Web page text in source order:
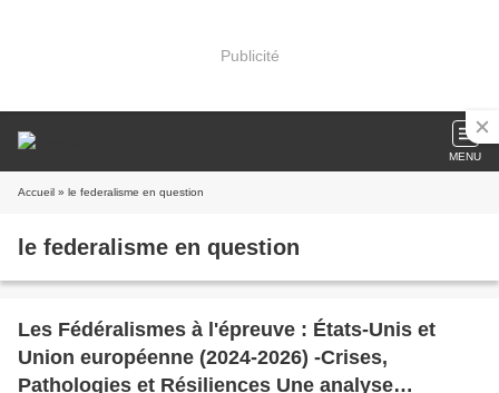
Publicité
MENU
Accueil » le federalisme en question
le federalisme en question
Les Fédéralismes à l'épreuve : États-Unis et
Union européenne (2024-2026) -Crises,
Pathologies et Résiliences Une analyse